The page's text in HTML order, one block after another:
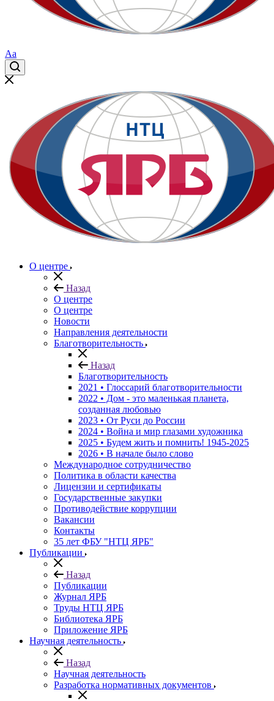
Aa
О центре
Назад
О центре
О центре
Новости
Направления деятельности
Благотворительность
Назад
Благотворительность
2021 • Глоссарий благотворительности
2022 • Дом - это маленькая планета,
созданная любовью
2023 • От Руси до России
2024 • Война и мир глазами художника
2025 • Будем жить и помнить! 1945-2025
2026 • В начале было слово
Международное сотрудничество
Политика в области качества
Лицензии и сертификаты
Государственные закупки
Противодействие коррупции
Вакансии
Контакты
35 лет ФБУ "НТЦ ЯРБ"
Публикации
Назад
Публикации
Журнал ЯРБ
Труды НТЦ ЯРБ
Библиотека ЯРБ
Приложение ЯРБ
Научная деятельность
Назад
Научная деятельность
Разработка нормативных документов